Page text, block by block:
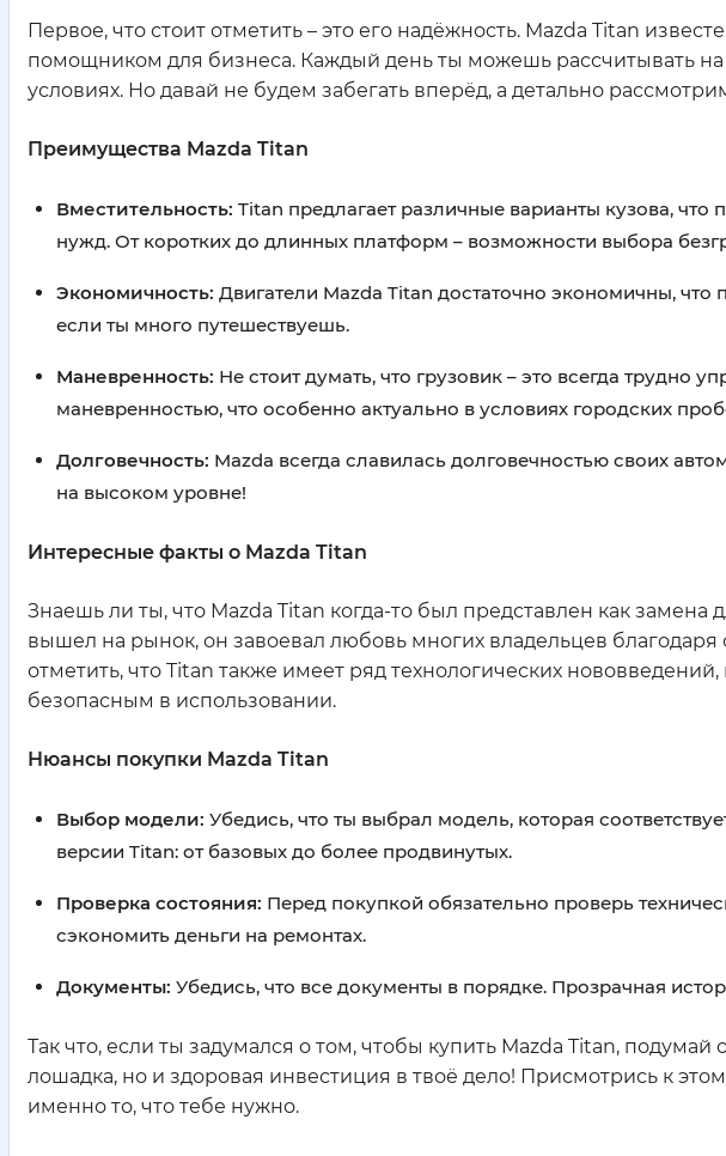
Первое, что стоит отметить – это его надёжность. Mazda Titan
помощником для бизнеса. Каждый день ты можешь рассчитывать
условиях. Но давай не будем забегать вперёд, а детально
Преимущества Mazda Titan
Вместительность: Titan предлагает различные варианты кузова,
нужд. От коротких до длинных платформ – возможности выбора
Экономичность: Двигатели Mazda Titan достаточно экономичны, что
если ты много путешествуешь.
Маневренность: Не стоит думать, что грузовик – это всегда трудно
маневренностью, что особенно актуально в условиях городских
Долговечность: Mazda всегда славилась долговечностью своих
на высоком уровне!
Интересные факты о Mazda Titan
Знаешь ли ты, что Mazda Titan когда-то был представлен как замена
вышел на рынок, он завоевал любовь многих владельцев благодаря
отметить, что Titan также имеет ряд технологических
безопасным в использовании.
Нюансы покупки Mazda Titan
Выбор модели: Убедись, что ты выбрал модель, которая
версии Titan: от базовых до более продвинутых.
Проверка состояния: Перед покупкой обязательно проверь
сэкономить деньги на ремонтах.
Документы: Убедись, что все документы в порядке. Прозрачная
Так что, если ты задумался о том, чтобы купить Mazda Titan,
лошадка, но и здоровая инвестиция в твоё дело! Присмотрись к
именно то, что тебе нужно.